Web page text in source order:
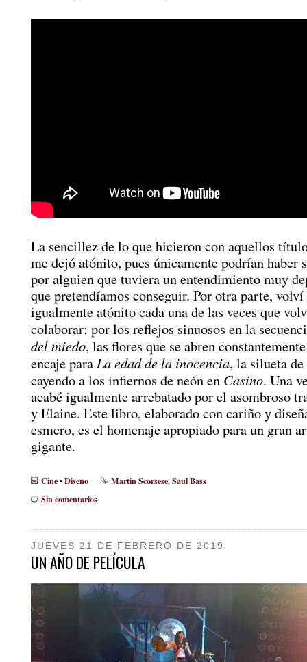
La sencillez de lo que hicieron con aquellos
me dejó atónito, pues únicamente podrían haber
por alguien que tuviera un entendimiento muy
que pretendíamos conseguir. Por otra parte, volví
igualmente atónito cada una de las veces que
colaborar: por los reflejos sinuosos en la
del miedo, las flores que se abren
encaje para La edad de la inocencia, la silueta
cayendo a los infiernos de neón en Casino. Una
acabé igualmente arrebatado por el asombroso
y Elaine. Este libro, elaborado con cariño y
esmero, es el homenaje apropiado para un gran
gigante.
Cine•Diseño Martin Scorsese, Saul Bass
Sin comentarios
JUEVES 21 DE FEBRERO DE 2019
UN AÑO DE PELÍCULA